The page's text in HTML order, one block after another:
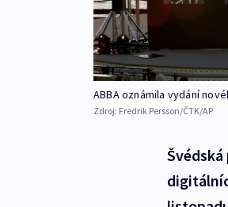
ABBA oznámila vydání
Zdroj: Fredrik Persson/ČTK/AP